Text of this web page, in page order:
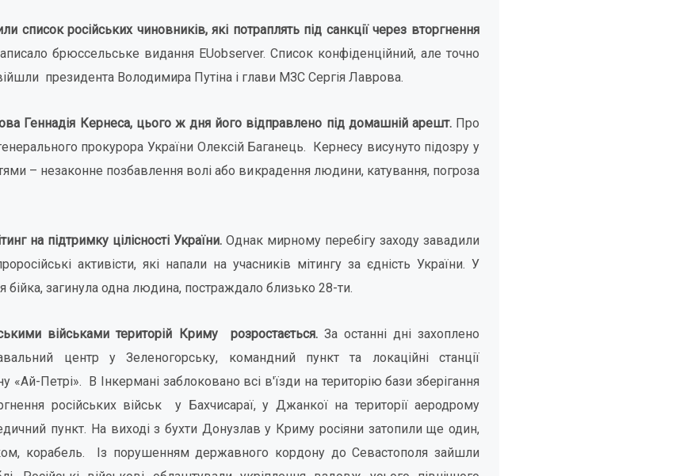
список російських чиновників, які потраплять під санкції через вторгнення
брюссельське видання ЕUobserver. Список конфіденційний, але точно
президента Володимира Путіна і глави МЗС Сергія Лаврова.
Геннадія Кернеса, цього ж дня його відправлено під домашній арешт. Про
прокурора України Олексій Баганець. Кернесу висунуто підозру у
– незаконне позбавлення волі або викрадення людини, катування, погроза
на підтримку цілісності України. Однак мирному перебігу заходу завадили
активісти, які напали на учасників мітингу за єдність України. У
бійка, загинула одна людина, постраждало близько 28-ти.
військами територій Криму розростається.За останні дні захоплено
центр у Зеленогорську, командний пункт та локаційні станції
«Ай-Петрі». В Інкермані заблоковано всі в'їзди на територію бази зберігання
російських військ у Бахчисараї, у Джанкої на території аеродрому
пункт. На виході з бухти Донузлав у Криму росіяни затопили ще один,
корабель. Із порушенням державного кордону до Севастополя зайшли